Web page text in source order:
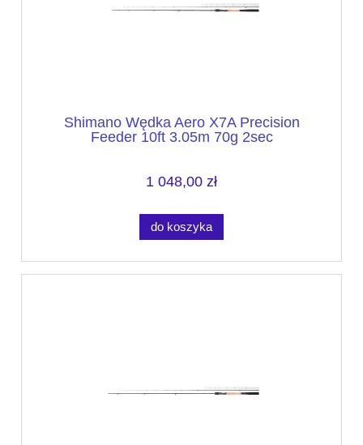
Shimano Wędka Aero X7A Precision
Feeder 10ft 3.05m 70g 2sec
1 048,00 zł
do koszyka